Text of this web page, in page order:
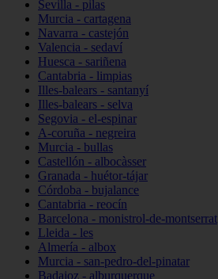
Sevilla - pilas
Murcia - cartagena
Navarra - castejón
Valencia - sedaví
Huesca - sariñena
Cantabria - limpias
Illes-balears - santanyí
Illes-balears - selva
Segovia - el-espinar
A-coruña - negreira
Murcia - bullas
Castellón - albocàsser
Granada - huétor-tájar
Córdoba - bujalance
Cantabria - reocín
Barcelona - monistrol-de-montserrat
Lleida - les
Almería - albox
Murcia - san-pedro-del-pinatar
Badajoz - alburquerque